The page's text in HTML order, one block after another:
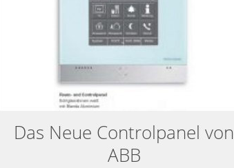
Das Neue Controlpanel von
ABB